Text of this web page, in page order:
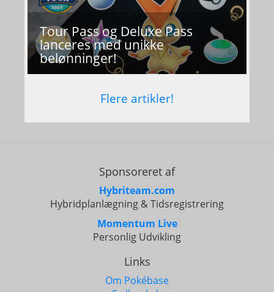
Tour Pass og Deluxe Pass
lanceres med unikke
belønninger!
Flere artikler!
Sponsoreret af
Hybriteam.com
Hybridplanlægning & Tidsregistrering
Momentum Live
Personlig Udvikling
Links
Om Pokébase